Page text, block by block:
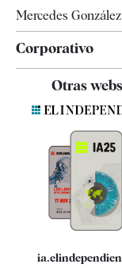
Mercedes
Corporativo
Quiénes somos
Especificaciones
Otras